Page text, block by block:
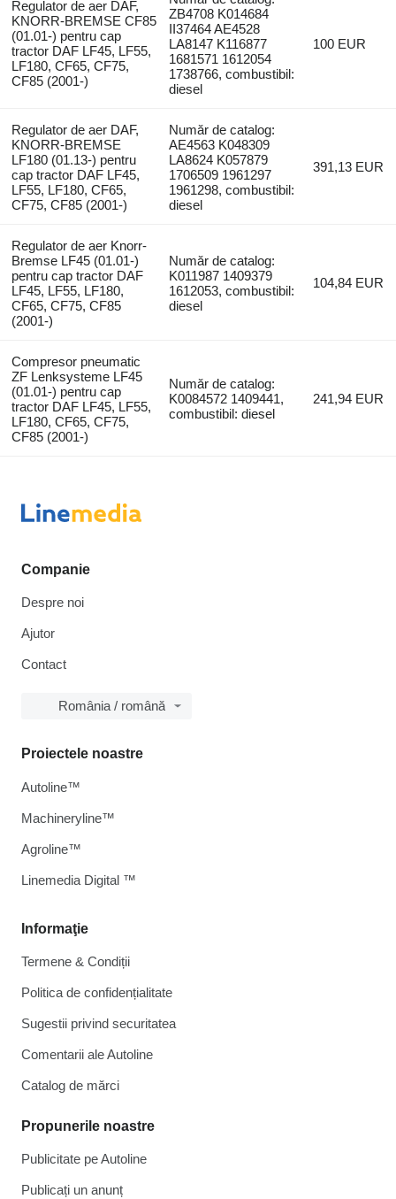
Regulator de aer DAF,
KNORR-BREMSE CF85
(01.01-) pentru cap
tractor DAF LF45, LF55,
LF180, CF65, CF75,
CF85 (2001-)
ZB4708 K014684
II37464 AE4528
LA8147 K116877
1681571 1612054
1738766, combustibil:
diesel
100 EUR
Regulator de aer DAF,
KNORR-BREMSE
LF180 (01.13-) pentru
cap tractor DAF LF45,
LF55, LF180, CF65,
CF75, CF85 (2001-)
Număr de catalog:
AE4563 K048309
LA8624 K057879
1706509 1961297
1961298, combustibil:
diesel
391,13 EUR
Regulator de aer Knorr-
Bremse LF45 (01.01-)
pentru cap tractor DAF
LF45, LF55, LF180,
CF65, CF75, CF85
(2001-)
Număr de catalog:
K011987 1409379
1612053, combustibil:
diesel
104,84 EUR
Compresor pneumatic
ZF Lenksysteme LF45
(01.01-) pentru cap
tractor DAF LF45, LF55,
LF180, CF65, CF75,
CF85 (2001-)
Număr de catalog:
K0084572 1409441,
combustibil: diesel
241,94 EUR
Companie
Despre noi
Ajutor
Contact
România / română
Informaţie
Termene & Condiții
Politica de confidențialitate
Sugestii privind securitatea
Comentarii ale Autoline
Catalog de mărcі
Propunerile noastre
Publicitate pe Autoline
Publicați un anunț
Proiectele noastre
Autoline™
Machineryline™
Agroline™
Linemedia Digital ™